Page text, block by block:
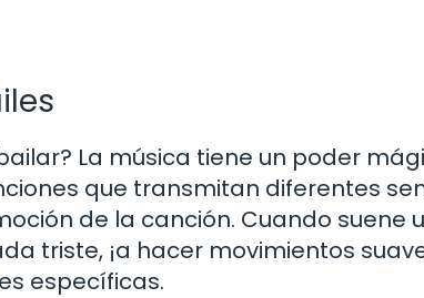
La música tiene un poder
que transmitan diferentes
de la canción. Cuando suene
triste, ¡a hacer movimientos
específicas.